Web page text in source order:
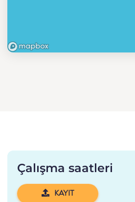
Çalışma saatleri
KAYIT